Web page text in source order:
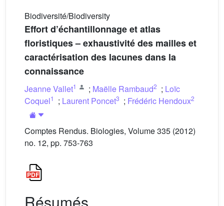
Biodiversité/Biodiversity
Effort d’échantillonnage et atlas
floristiques – exhaustivité des mailles et
caractérisation des lacunes dans la
connaissance
Jeanne Vallet1 ; Maëlle Rambaud2 ; Loïc
Coquel1 ; Laurent Poncet3 ; Frédéric Hendoux2
Comptes Rendus. Biologies, Volume 335 (2012)
no. 12, pp. 753-763